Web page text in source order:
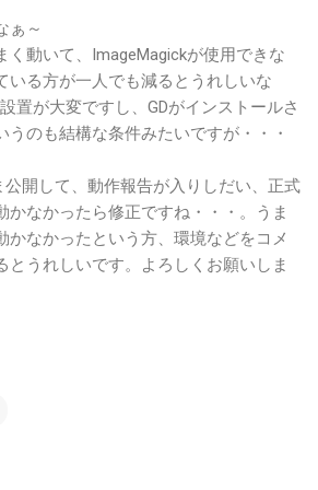
ぁ～
く動いて、ImageMagickが使用できな
いる方が一人でも減るとうれしいな
置が大変ですし、GDがインストールさ
うのも結構な条件みたいですが・・・
開して、動作報告が入りしだい、正式
かなかったら修正ですね・・・。うま
かなかったという方、環境などをコメ
とうれしいです。よろしくお願いしま